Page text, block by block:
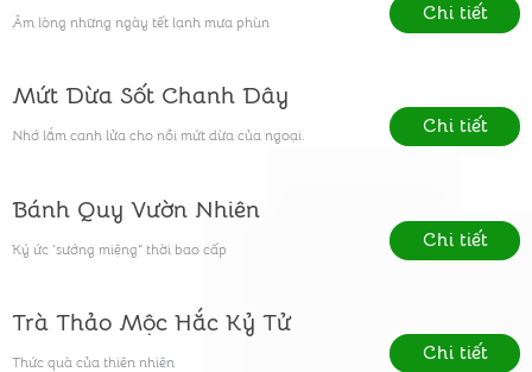
Âm lòng những ngày tết lạnh mưa phùn Chi tiết
Mứt Dừa Sốt Chanh Dây
Nhớ lắm canh lửa cho nồi mứt dừa của ngoại. Chi tiết
Bánh Quy Vườn Nhiên
Ký ức ‘sướng miệng” thời bao cấp Chi tiết
Trà Thảo Mộc Hắc Kỷ Tử
Thức quà của thiên nhiên Chi tiết